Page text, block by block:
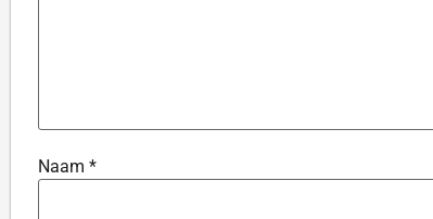
Naam *